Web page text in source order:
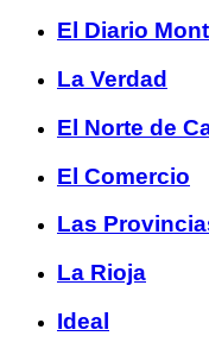
El Diario
La Verdad
El Norte de
El Comercio
Las
La Rioja
Ideal